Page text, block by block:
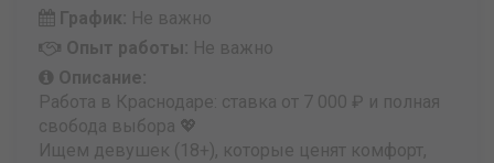
График: Не важно
Опыт работы: Не важно
Описание:
Работа в Краснодаре: ставка от 7 000 ₽ и полная
свобода выбора 💖
Ищем девушек (18+), которые ценят комфорт,